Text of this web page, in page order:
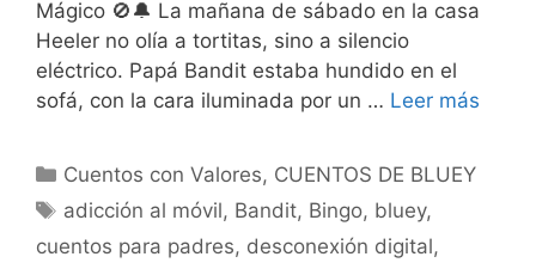
Mágico 🚫🔔 La mañana de sábado en la casa
Heeler no olía a tortitas, sino a silencio
eléctrico. Papá Bandit estaba hundido en el
sofá, con la cara iluminada por un … Leer más
Categorías
Cuentos con Valores, CUENTOS DE BLUEY
Etiquetas
adicción al móvil, Bandit, Bingo, bluey,
cuentos para padres, desconexión digital,